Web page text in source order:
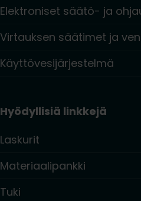
Elektroniset säätö- ja
Virtauksen säätimet ja
Käyttövesijärjestelmä
Hyödyllisiä linkkejä
Laskurit
Materiaalipankki
Tuki